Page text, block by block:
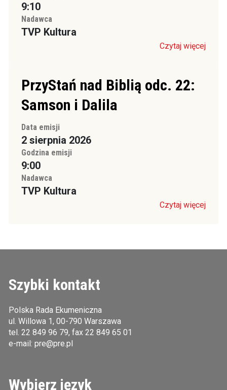
9:10
Nadawca
TVP Kultura
Czytaj więcej
PrzyStań nad Biblią odc. 22:
Samson i Dalila
Data emisji
2 sierpnia 2026
Godzina emisji
9:00
Nadawca
TVP Kultura
Czytaj więcej
Szybki kontakt
Polska Rada Ekumeniczna
ul. Willowa 1, 00-790 Warszawa
tel. 22 849 96 79, fax 22 849 65 01
e-mail: pre@pre.pl
Wybierz język